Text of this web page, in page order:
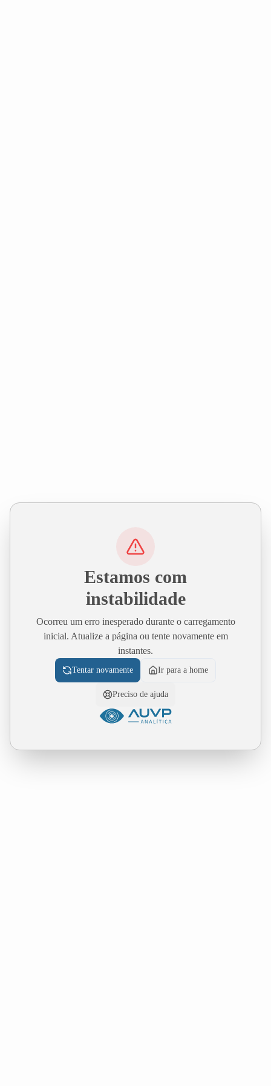
Estamos com
instabilidade
Ocorreu um erro inesperado durante o carregamento
inicial. Atualize a página ou tente novamente em
instantes.
Tentar novamente Ir para a home
Preciso de ajuda